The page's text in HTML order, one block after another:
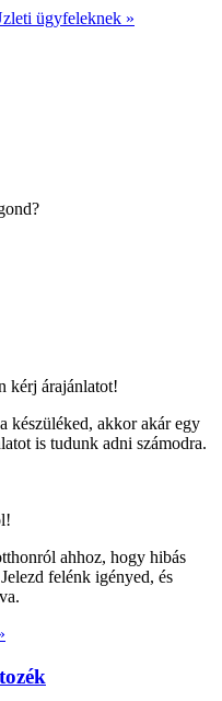
ügyfeleknek »
kérj árajánlatot!
készüléked, akkor akár egy
is tudunk adni számodra.
ahhoz, hogy hibás
felénk igényed, és